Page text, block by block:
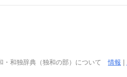
・和独辞典（独和の部）について情報